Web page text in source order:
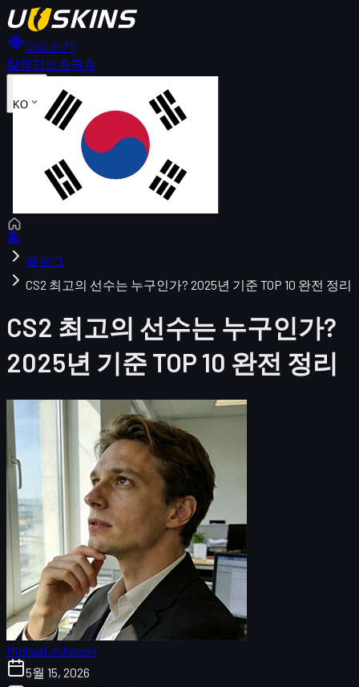
CS2 스킨
칼장갑소총권총
KO
홈
블로그
CS2 최고의 선수는 누구인가? 2025년 기준 TOP 10 완전 정리
CS2 최고의 선수는 누구인가?
2025년 기준 TOP 10 완전 정리
Michael Johnson
5월 15, 2026